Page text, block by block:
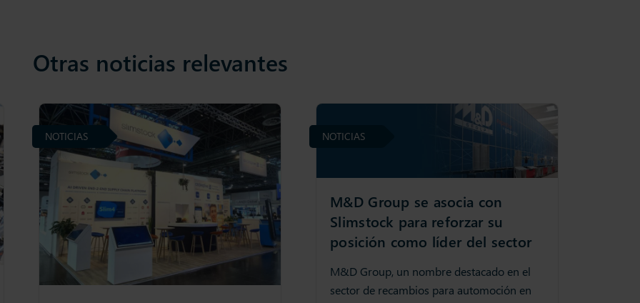
Otras noticias relevantes
NOTICIAS
M&D Group se asocia con
Slimstock para reforzar su
posición como líder del sector
M&D Group, un nombre destacado en el
sector de recambios para automoción en
NOTICIAS